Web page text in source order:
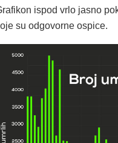
ispod vrlo jasno
su odgovorne ospice.